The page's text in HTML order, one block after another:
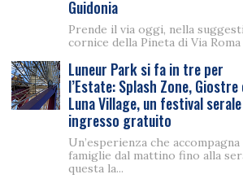
Guidonia
Prende il via oggi, nella
cornice della Pineta di Via Roma
Luneur Park si fa in tre per
l’Estate: Splash Zone, Giostre
Luna Village, un festival
ingresso gratuito
Un’esperienza che accompagna
famiglie dal mattino fino alla
questa la...